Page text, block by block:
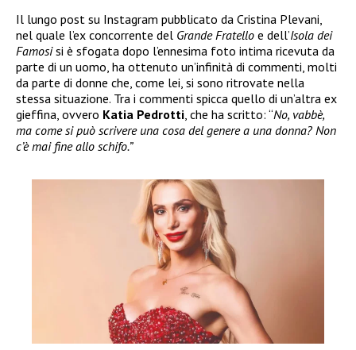
Il lungo post su Instagram pubblicato da Cristina Plevani,
nel quale l’ex concorrente del Grande Fratello e dell’Isola dei
Famosisi è sfogata dopo l’ennesima foto intima ricevuta da
parte di un uomo, ha ottenuto un’infinità di commenti, molti
da parte di donne che, come lei, si sono ritrovate nella
stessa situazione. Tra i commenti spicca quello di un’altra ex
gieffina, ovvero Katia Pedrotti, che ha scritto: “No, vabbè,
ma come si può scrivere una cosa del genere a una donna? Non
c’è mai fine allo schifo.”